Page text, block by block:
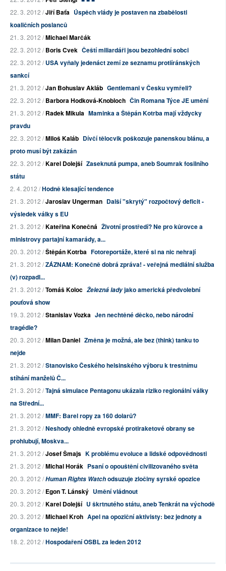
22. 3. 2012 /Jiří Baťa Úspěch vlády je postaven na zbabělosti
koaličních poslanců
21. 3. 2012 /Michael Marčák
22. 3. 2012 /Boris Cvek Čeští miliardáři jsou bezohlední sobci
22. 3. 2012 /USA vyňaly jedenáct zemí ze seznamu protiíránských
sankcí
21. 3. 2012 /Jan Bohuslav Akláb Gentlemani v Česku vymřeli?
22. 3. 2012 /Barbora Hodková-Knobloch Čin Romana Týce JE umění
21. 3. 2012 /Radek Mikula Maminka a Štěpán Kotrba mají vždycky
pravdu
22. 3. 2012 /Miloš Kaláb Dívčí tělocvik poškozuje panenskou blánu, a
proto musí být zakázán
22. 3. 2012 /Karel Dolejší Zaseknutá pumpa, aneb Soumrak fosilního
státu
2. 4. 2012 /Hodně klesající tendence
21. 3. 2012 /Jaroslav Ungerman Další "skrytý" rozpočtový deficit -
výsledek války s EU
21. 3. 2012 /Kateřina Konečná Životní prostředí? Ne pro kůrovce a
ministrovy partajní kamarády, a...
20. 3. 2012 /Štěpán Kotrba Fotoreportáže, které si na nic nehrají
21. 3. 2012 /ZÁZNAM: Konečně dobrá zpráva! - veřejná mediální služba
(v) rozpadl...
21. 3. 2012 /Tomáš Koloc Železná ladyjako americká předvolební
pouťová show
19. 3. 2012 /Stanislav Vozka Jen nechtěné děcko, nebo národní
tragédie?
20. 3. 2012 /Milan Daniel Změna je možná, ale bez (think) tanku to
nejde
21. 3. 2012 /Stanovisko Českého helsinského výboru k trestnímu
stíhání manželů Č...
21. 3. 2012 /Tajná simulace Pentagonu ukázala riziko regionální války
na Střední...
21. 3. 2012 /MMF: Barel ropy za 160 dolarů?
21. 3. 2012 /Neshody ohledně evropské protiraketové obrany se
prohlubují, Moskva...
21. 3. 2012 /Josef Šmajs K problému evoluce a lidské odpovědnosti
21. 3. 2012 /Michal Horák Psaní o opouštění civilizovaného světa
20. 3. 2012 /Human Rights Watchodsuzuje zločiny syrské opozice
20. 3. 2012 /Egon T. Lánský Umění vládnout
20. 3. 2012 /Karel Dolejší U škrtnutého státu, aneb Tenkrát na východě
20. 3. 2012 /Michael Kroh Apel na opoziční aktivisty: bez jednoty a
organizace to nejde!
18. 2. 2012 /Hospodaření OSBL za leden 2012